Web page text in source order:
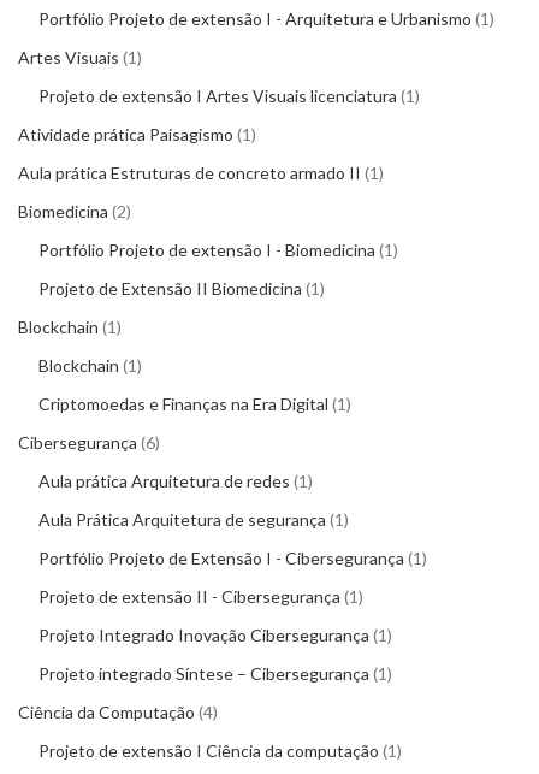
Portfólio Projeto de extensão I - Arquitetura e Urbanismo 1
Artes Visuais 1
Projeto de extensão I Artes Visuais licenciatura 1
Atividade prática Paisagismo 1
Aula prática Estruturas de concreto armado II 1
Biomedicina 2
Portfólio Projeto de extensão I - Biomedicina 1
Projeto de Extensão II Biomedicina 1
Blockchain 1
Blockchain 1
Criptomoedas e Finanças na Era Digital 1
Cibersegurança 6
Aula prática Arquitetura de redes 1
Aula Prática Arquitetura de segurança 1
Portfólio Projeto de Extensão I - Cibersegurança 1
Projeto de extensão II - Cibersegurança 1
Projeto Integrado Inovação Cibersegurança 1
Projeto integrado Síntese – Cibersegurança 1
Ciência da Computação 4
Projeto de extensão I Ciência da computação 1